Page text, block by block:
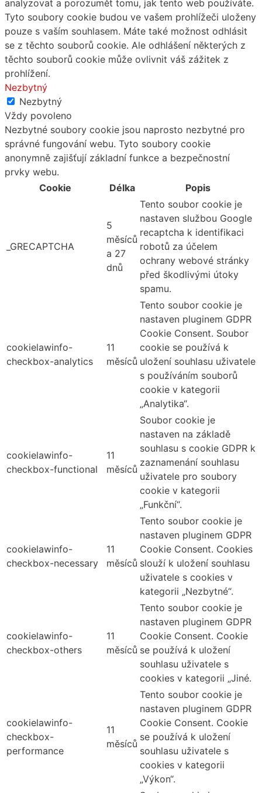
analyzovat a porozumět tomu, jak tento web používáte.
Tyto soubory cookie budou ve vašem prohlížeči uloženy
pouze s vaším souhlasem. Máte také možnost odhlásit
se z těchto souborů cookie. Ale odhlášení některých z
těchto souborů cookie může ovlivnit váš zážitek z
prohlížení.
Nezbytný
Nezbytný
Vždy povoleno
Nezbytné soubory cookie jsou naprosto nezbytné pro
správné fungování webu. Tyto soubory cookie
anonymně zajišťují základní funkce a bezpečnostní
prvky webu.
Cookie
Délka Popis
_GRECAPTCHA
5
měsíců
a 27
dnů
Tento soubor cookie je
nastaven službou Google
recaptcha k identifikaci
robotů za účelem
ochrany webové stránky
před škodlivými útoky
spamu.
cookielawinfo-
checkbox-analytics
11
měsíců
Tento soubor cookie je
nastaven pluginem GDPR
Cookie Consent. Soubor
cookie se používá k
uložení souhlasu uživatele
s používáním souborů
cookie v kategorii
„Analytika“.
cookielawinfo-
checkbox-functional
11
měsíců
Soubor cookie je
nastaven na základě
souhlasu s cookie GDPR k
zaznamenání souhlasu
uživatele pro soubory
cookie v kategorii
„Funkční“.
cookielawinfo-
checkbox-necessary
11
měsíců
Tento soubor cookie je
nastaven pluginem GDPR
Cookie Consent. Cookies
slouží k uložení souhlasu
uživatele s cookies v
kategorii „Nezbytné“.
cookielawinfo-
checkbox-others
11
měsíců
Tento soubor cookie je
nastaven pluginem GDPR
Cookie Consent. Cookie
se používá k uložení
souhlasu uživatele s
cookies v kategorii „Jiné.
cookielawinfo-
checkbox-
performance
11
měsíců
Tento soubor cookie je
nastaven pluginem GDPR
Cookie Consent. Cookie
se používá k uložení
souhlasu uživatele s
cookies v kategorii
„Výkon“.